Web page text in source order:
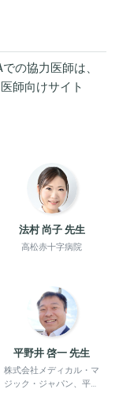
の協力医師は、
師向けサイト
法村 尚子 先生
高松赤十字病院
平野井 啓一 先生
株式会社メディカル・マ
ジック・ジャパン、平野